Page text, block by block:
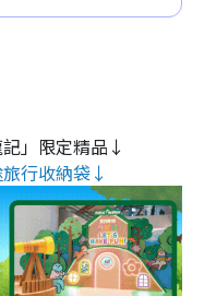
」限定精品↓
行收納袋↓